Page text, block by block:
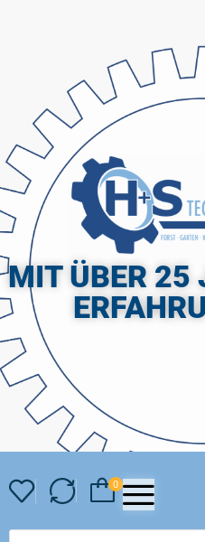
MIT ÜBER 25
0